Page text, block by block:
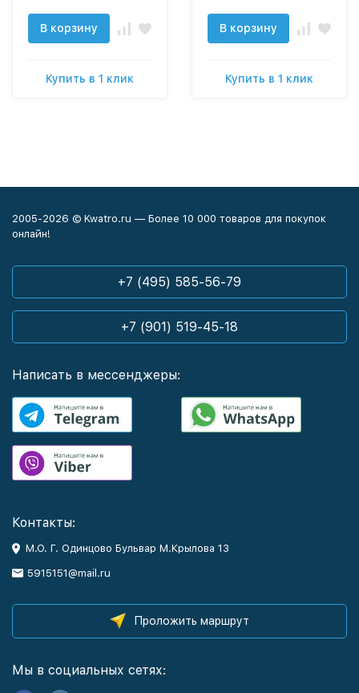
В корзину
Купить в 1 клик
В корзину
Купить в 1 клик
2005-2026 © Kwatro.ru — Более 10 000 товаров для покупок
онлайн!
+7 (495) 585-56-79
+7 (901) 519-45-18
Написать в мессенджеры:
Контакты:
М.О. Г. Одинцово Бульвар М.Крылова 13
5915151@mail.ru
Проложить маршрут
Мы в социальных сетях: